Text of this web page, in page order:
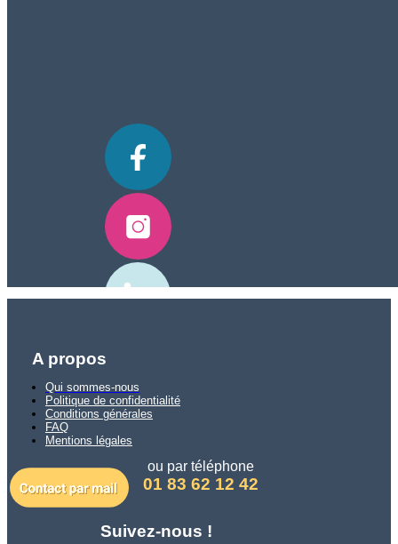
A propos
Qui sommes-nous
Politique de confidentialité
Conditions générales
FAQ
Mentions légales
ou par téléphone
01 83 62 12 42
Suivez-nous !